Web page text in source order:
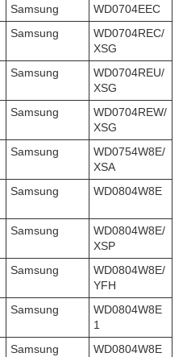
Samsung
WD0704EEC
Samsung
WD0704REC/
XSG
Samsung
WD0704REU/
XSG
Samsung
WD0704REW/
XSG
Samsung
WD0754W8E/
XSA
Samsung WD0804W8E
Samsung
WD0804W8E/
XSP
Samsung
WD0804W8E/
YFH
Samsung
WD0804W8E
1
Samsung
WD0804W8E